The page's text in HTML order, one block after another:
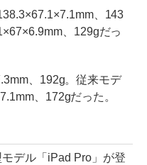
、143
、129gだっ
、192g。従来モデ
、172gだった。
デル「iPad Pro」が登